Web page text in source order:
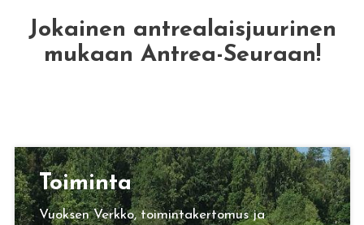
Jokainen antrealaisjuurinen
mukaan Antrea-Seuraan!
Toi­min­ta
Vuoksen Verkko, toimintakertomus ja